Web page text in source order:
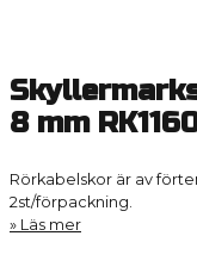
8 mm
Rörkabelskor är av
2st/förpackning.
Läs mer